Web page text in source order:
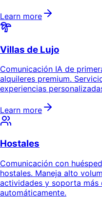
Learn more
Villas de Lujo
Comunicación IA de
alquileres premium.
experiencias
Learn more
Hostales
Comunicación con
hostales. Maneja alto
actividades y soporta más
automáticamente.